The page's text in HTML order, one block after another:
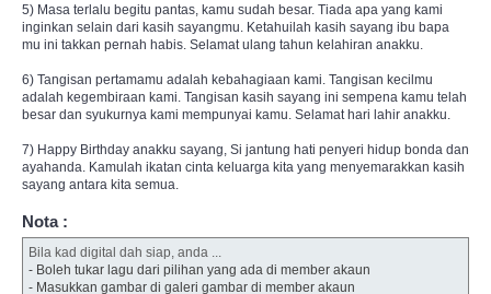
5) Masa terlalu begitu pantas, kamu sudah besar. Tiada apa yang kami
inginkan selain dari kasih sayangmu. Ketahuilah kasih sayang ibu bapa
mu ini takkan pernah habis. Selamat ulang tahun kelahiran anakku.
6) Tangisan pertamamu adalah kebahagiaan kami. Tangisan kecilmu
adalah kegembiraan kami. Tangisan kasih sayang ini sempena kamu telah
besar dan syukurnya kami mempunyai kamu. Selamat hari lahir anakku.
7) Happy Birthday anakku sayang, Si jantung hati penyeri hidup bonda dan
ayahanda. Kamulah ikatan cinta keluarga kita yang menyemarakkan kasih
sayang antara kita semua.
Nota :
Bila kad digital dah siap, anda ...
- Boleh tukar lagu dari pilihan yang ada di member akaun
- Masukkan gambar di galeri gambar di member akaun